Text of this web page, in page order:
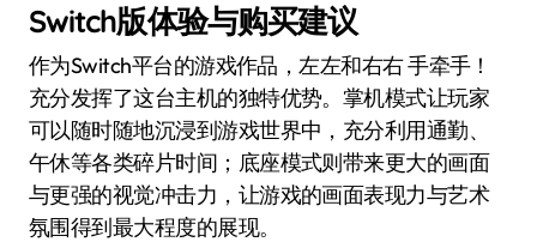
Switch版体验与购买建议
作为Switch平台的游戏作品，左左和右右 手牵手！
充分发挥了这台主机的独特优势。掌机模式让玩家
可以随时随地沉浸到游戏世界中，充分利用通勤、
午休等各类碎片时间；底座模式则带来更大的画面
与更强的视觉冲击力，让游戏的画面表现力与艺术
氛围得到最大程度的展现。